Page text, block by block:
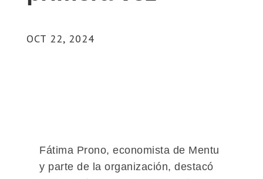
OCT 22, 2024
Fátima Prono, economista de Mentu
y parte de la organización, destacó